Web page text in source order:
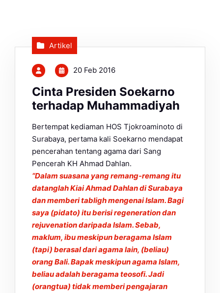
Artikel
20 Feb 2016
Cinta Presiden Soekarno
terhadap Muhammadiyah
Bertempat kediaman HOS Tjokroaminoto di
Surabaya, pertama kali Soekarno mendapat
pencerahan tentang agama dari Sang
Pencerah KH Ahmad Dahlan.
“Dalam suasana yang remang-remang itu
datanglah Kiai Ahmad Dahlan di Surabaya
dan memberi tabligh mengenai Islam. Bagi
saya (pidato) itu berisi regeneration dan
rejuvenation daripada Islam. Sebab,
maklum, ibu meskipun beragama Islam
(tapi) berasal dari agama lain, (beliau)
orang Bali. Bapak meskipun agama Islam,
beliau adalah beragama teosofi. Jadi
(orangtua) tidak memberi pengajaran